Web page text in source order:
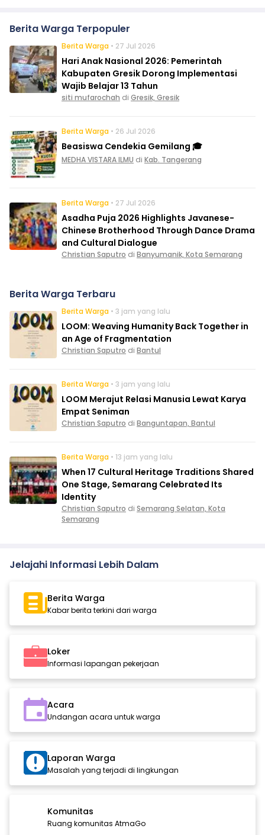
Berita Warga Terpopuler
Berita Warga • 27 Jul 2026
Hari Anak Nasional 2026: Pemerintah
Kabupaten Gresik Dorong Implementasi
Wajib Belajar 13 Tahun
siti mufarochah di Gresik, Gresik
Berita Warga • 26 Jul 2026
Beasiswa Cendekia Gemilang 🎓
MEDHA VISTARA ILMU di Kab. Tangerang
Berita Warga • 27 Jul 2026
Asadha Puja 2026 Highlights Javanese-
Chinese Brotherhood Through Dance Drama
and Cultural Dialogue
Christian Saputro di Banyumanik, Kota Semarang
Berita Warga Terbaru
Berita Warga • 3 jam yang lalu
LOOM: Weaving Humanity Back Together in
an Age of Fragmentation
Christian Saputro di Bantul
Berita Warga • 3 jam yang lalu
LOOM Merajut Relasi Manusia Lewat Karya
Empat Seniman
Christian Saputro di Banguntapan, Bantul
Berita Warga • 13 jam yang lalu
When 17 Cultural Heritage Traditions Shared
One Stage, Semarang Celebrated Its
Identity
Christian Saputro di Semarang Selatan, Kota
Semarang
Jelajahi Informasi Lebih Dalam
Berita Warga
Kabar berita terkini dari warga
Loker
Informasi lapangan pekerjaan
Acara
Undangan acara untuk warga
Laporan Warga
Masalah yang terjadi di lingkungan
Komunitas
Ruang komunitas AtmaGo